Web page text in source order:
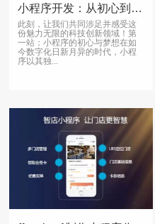
小程序开发：从初心到梦想，引领科技创新潮流
此刻，让我们共同涉足并感受这
份魅力无限的科技创新领域！第
一站：小程序的初心与梦想在如
今数字化日新月异的时代，小程
序以其独...